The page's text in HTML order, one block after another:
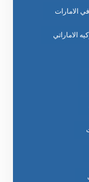
الامارات
الاماراتي